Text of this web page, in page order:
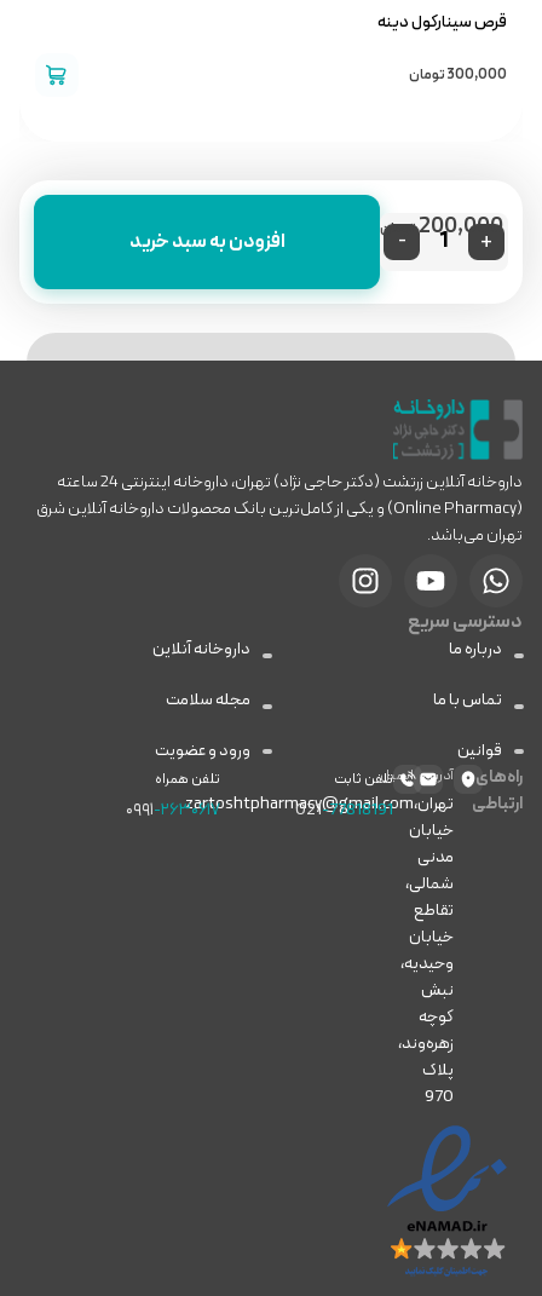
قرص سینارکول دینه
300,000تومان
- + افزودن به سبد خرید 200,000تومان
داروخانه آنلاین زرتشت (دکتر حاجی نژاد) تهران، داروخانه اینترنتی 24 ساعته
(Online Pharmacy) و یکی از کامل‌ترین بانک محصولات داروخانه آنلاین شرق
تهران می‌باشد.
دسترسی سریع
درباره ما
تماس با ما
قوانین
داروخانه آنلاین
مجله سلامت
ورود و عضویت
راه‌های
ارتباطی
آدرس
تهران،
خیابان
مدنی
شمالی،
تقاطع
خیابان
وحیدیه،
نبش
کوچه
زهره‌وند،
پلاک
970
ایمیل
zartoshtpharmacy@gmail.com
تلفن ثابت
021-77818191
تلفن همراه
۰۹۹۱-۲۶۳۰۶۱۷